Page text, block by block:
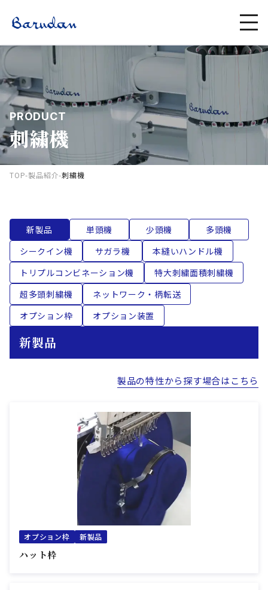
PRODUCT
刺繍機
TOP-製品紹介-刺繍機
新製品 単頭機 少頭機
多頭機
シークイン機
サガラ機
本縫いハンドル機
トリプルコンビネーション機
特大刺繍面積刺繍機
超多頭刺繍機
ネットワーク・柄転送
オプション枠
オプション装置
新製品
製品の特性から探す場合はこちら
オプション枠 新製品
ハット枠